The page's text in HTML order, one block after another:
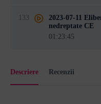
Descriere Recenzii
133
2023-07-11
nedreptate CE
01:23:45